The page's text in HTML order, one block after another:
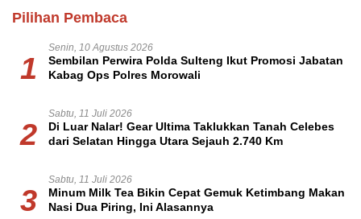
Pilihan Pembaca
1
Senin, 10 Agustus 2026
Sembilan Perwira Polda Sulteng Ikut Promosi Jabatan
Kabag Ops Polres Morowali
2
Sabtu, 11 Juli 2026
Di Luar Nalar! Gear Ultima Taklukkan Tanah Celebes
dari Selatan Hingga Utara Sejauh 2.740 Km
3
Sabtu, 11 Juli 2026
Minum Milk Tea Bikin Cepat Gemuk Ketimbang Makan
Nasi Dua Piring, Ini Alasannya